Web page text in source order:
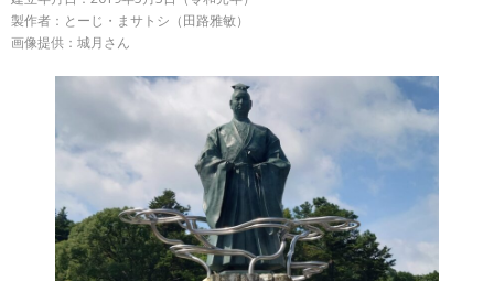
製作者：とーじ・まサトシ（田路雅敏）
画像提供：城月さん